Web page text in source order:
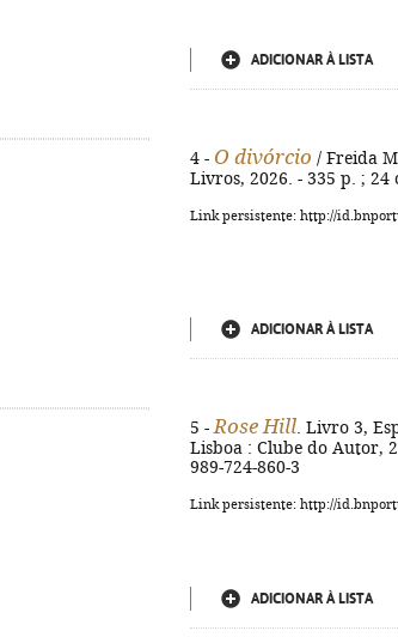
ADICIONAR À LISTA
4 - O divórcio / Freida
Livros, 2026. - 335 p. ; 24
Link persistente: http://
ADICIONAR À LISTA
5 - Rose Hill . Livro 3,
Lisboa : Clube do Autor,
989-724-860-3
Link persistente: http://
ADICIONAR À LISTA